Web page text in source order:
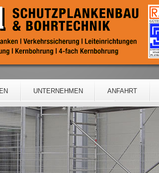
UNTERNEHMEN ANFAHRT